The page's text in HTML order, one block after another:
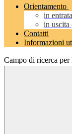
Orientamento
in
in uscita
Contatti
Informazioni
Campo di ricerca per